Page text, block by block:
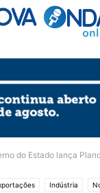
do Estado lança
Indústria